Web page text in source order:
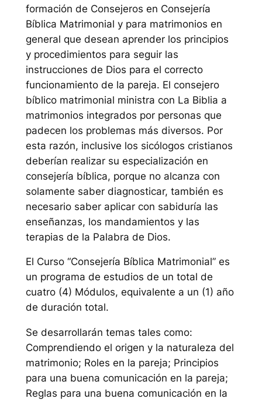
formación de Consejeros en Consejería
Bíblica Matrimonial y para matrimonios en
general que desean aprender los principios
y procedimientos para seguir las
instrucciones de Dios para el correcto
funcionamiento de la pareja. El consejero
bíblico matrimonial ministra con La Biblia a
matrimonios integrados por personas que
padecen los problemas más diversos. Por
esta razón, inclusive los sicólogos cristianos
deberían realizar su especialización en
consejería bíblica, porque no alcanza con
solamente saber diagnosticar, también es
necesario saber aplicar con sabiduría las
enseñanzas, los mandamientos y las
terapias de la Palabra de Dios.
El Curso “Consejería Bíblica Matrimonial” es
un programa de estudios de un total de
cuatro (4) Módulos, equivalente a un (1) año
de duración total.
Se desarrollarán temas tales como:
Comprendiendo el origen y la naturaleza del
matrimonio; Roles en la pareja; Principios
para una buena comunicación en la pareja;
Reglas para una buena comunicación en la